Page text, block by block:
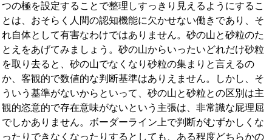
つの極を設定することで整理しすっきり見えるようにするこ
とは、おそらく人間の認知機能に欠かせない働きであり、そ
れ自体として有害なわけではありません。砂の山と砂粒のた
とえをあげてみましょう。砂の山からいったいどれだけ砂粒
を取り去ると、砂の山でなくなり砂粒の集まりと言えるの
か、客観的で数値的な判断基準はありえません。しかし、そ
ういう基準がないからといって、砂の山と砂粒との区別は主
観的恣意的で存在意味がないという主張は、非常識な屁理屈
でしかありません。ボーダーライン上で判断がむずかしくな
ったりできなくなったりするとしても、ある程度どちらかの